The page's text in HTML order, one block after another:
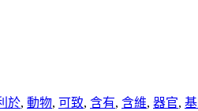
於, 動物, 可致, 含有, 含維, 器官,